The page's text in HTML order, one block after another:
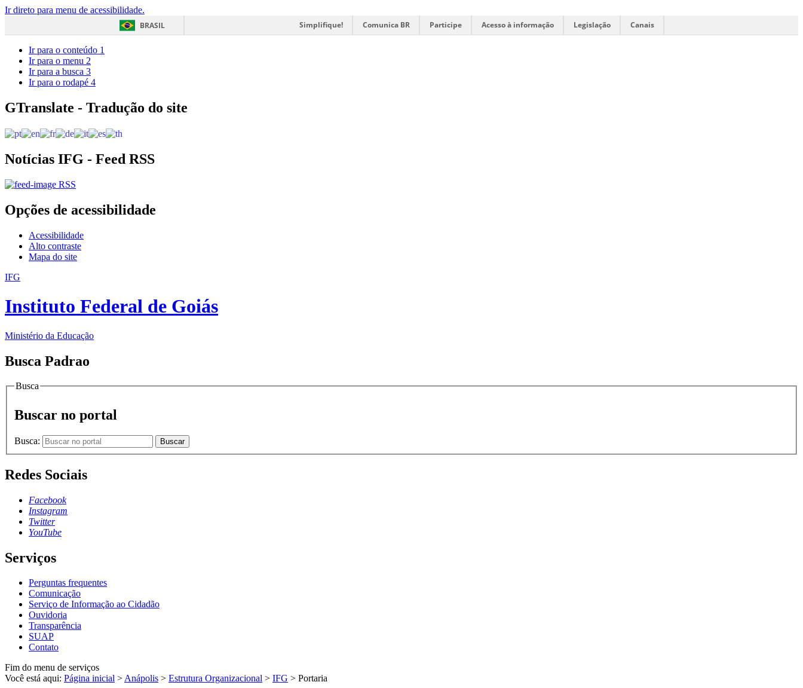
Ir direto para menu de acessibilidade.
BRASIL
Simplifique! Comunica BR Participe Acesso à informação Legislação Canais
Ir para o conteúdo 1
Ir para o menu 2
Ir para a busca 3
Ir para o rodapé 4
GTranslate - Tradução do site
Notícias IFG - Feed RSS
RSS
Opções de acessibilidade
Acessibilidade
Alto contraste
Mapa do site
IFG
Instituto Federal de Goiás
Ministério da Educação
Busca Padrao
Busca
Buscar no portal
Busca: Buscar
Redes Sociais
Facebook
Instagram
Twitter
YouTube
Serviços
Perguntas frequentes
Comunicação
Serviço de Informação ao Cidadão
Ouvidoria
Transparência
SUAP
Contato
Fim do menu de serviços
Você está aqui: Página inicial >Anápolis > Estrutura Organizacional > IFG > Portaria